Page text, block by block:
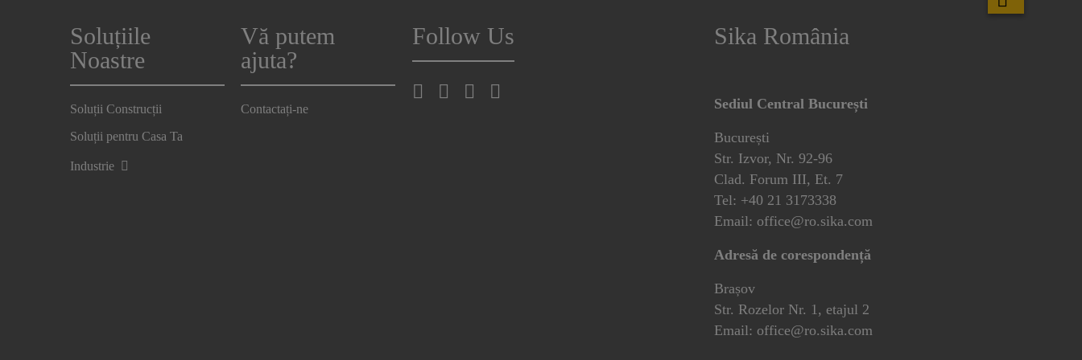
Soluțiile
Noastre
Soluții Construcții
Soluții pentru Casa Ta
Industrie
Vă putem
ajuta?
Contactați-ne
Follow Us Sika România
Sediul Central București
București
Str. Izvor, Nr. 92-96
Clad. Forum III, Et. 7
Tel: +40 21 3173338
Email: office@ro.sika.com
Adresă de corespondență
Brașov
Str. Rozelor Nr. 1, etajul 2
Email: office@ro.sika.com